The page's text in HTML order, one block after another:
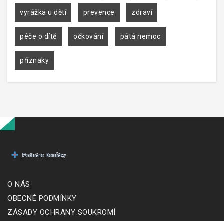
vyrážka u dětí prevence zdraví
péče o dítě očkování pátá nemoc
příznaky
O NÁS
OBECNÉ PODMÍNKY
ZÁSADY OCHRANY SOUKROMÍ